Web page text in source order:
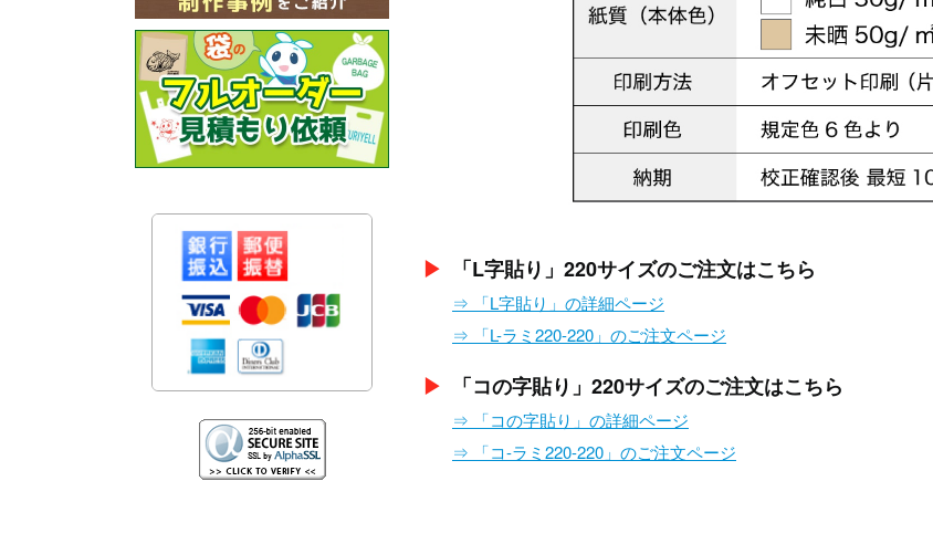
▶︎ 「L字貼り」220サイズのご注文はこちら
⇒ 「L字貼り」の詳細ページ
⇒ 「L-ラミ220-220」のご注文ページ
▶︎ 「コの字貼り」220サイズのご注文はこちら
⇒ 「コの字貼り」の詳細ページ
⇒ 「コ-ラミ220-220」のご注文ページ